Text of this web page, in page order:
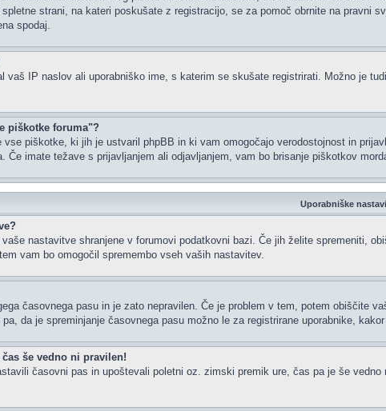
strani, na kateri poskušate z registracijo, se za pomoč obrnite na pravni
spodaj.
vaš IP naslov ali uporabniško ime, s katerim se skušate registrirati. Možno je
piškotke foruma"?
piškotke, ki jih je ustvaril phpBB in ki vam omogočajo verodostojnost in
Če imate težave s prijavljanjem ali odjavljanjem, vam bo brisanje piškotkov
Uporabniške
nastavitve shranjene v forumovi podatkovni bazi. Če jih želite spremeniti,
vam bo omogočil spremembo vseh vaših nastavitev.
časovnega pasu in je zato nepravilen. Če je problem v tem, potem obiščite
da je spreminjanje časovnega pasu možno le za registrirane uporabnike,
še vedno ni pravilen!
časovni pas in upoštevali poletni oz. zimski premik ure, čas pa je še